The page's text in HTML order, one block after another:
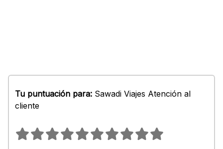
Tu puntuación para: Sawadi Viajes Atención al
cliente